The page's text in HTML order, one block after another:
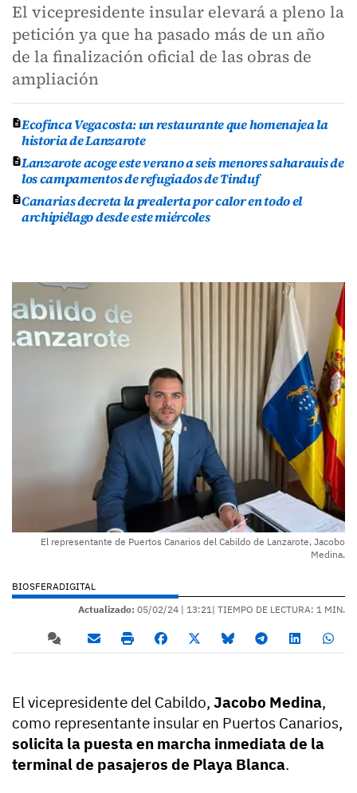
El vicepresidente insular elevará a pleno la
petición ya que ha pasado más de un año
de la finalización oficial de las obras de
ampliación
Ecofinca Vegacosta: un restaurante que homenajea la
historia de Lanzarote
Lanzarote acoge este verano a seis menores saharauis de
los campamentos de refugiados de Tinduf
Canarias decreta la prealerta por calor en todo el
archipiélago desde este miércoles
El representante de Puertos Canarios del Cabildo de Lanzarote, Jacobo
Medina.
BIOSFERADIGITAL
Actualizado: 05/02/24 | 13:21 | TIEMPO DE LECTURA: 1 MIN.
El vicepresidente del Cabildo, Jacobo Medina,
como representante insular en Puertos Canarios,
solicita la puesta en marcha inmediata de la
terminal de pasajeros de Playa Blanca.